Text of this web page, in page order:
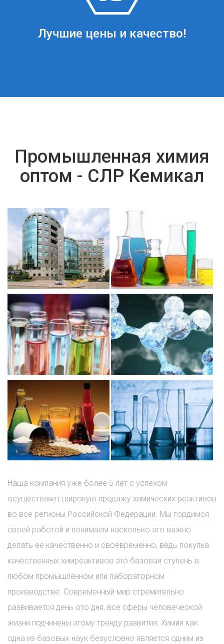
Лучшие цены и качество!
Промышленная химия
оптом - СЛР Кемикал
Наша компания уже более 5 лет с успехом
осуществляет широкую продажу химических реактивов
во все регионы Российской Федерации. Мы гордимся
своей работой и понимаем насколько это важно
делать ее качественно и своевременно, ведь покупка
качественных химреактивов это базовая ступень в
любом промышленном или лабораторном
производстве. Современный мир стремительно
развивается день ото дня, все сферы человеческой
жизни подчинены этому тренду развития. Химия как
одна из базовых наук безусловно является одним из